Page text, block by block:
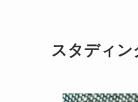
スタディン